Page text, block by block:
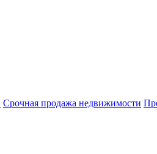
Срочная продажа недвижимости